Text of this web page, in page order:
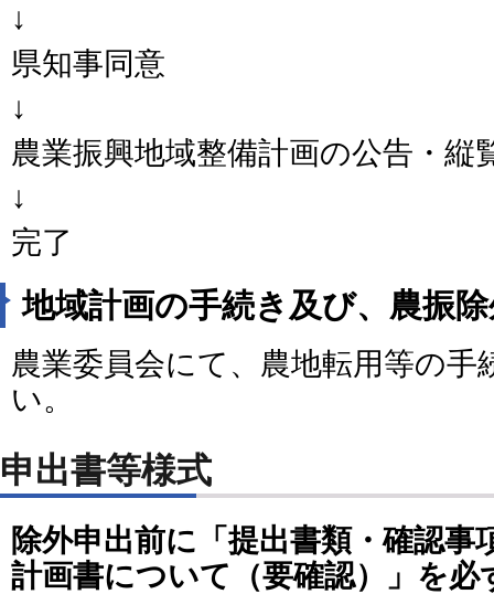
↓
県知事同意
↓
農業振興地域整備計画の公告・縦
↓
完了
地域計画の手続き及び、農振
農業委員会にて、農地転用等の
い。
申出書等様式
除外申出前に「提出書類・確認事
計画書について（要確認）」を